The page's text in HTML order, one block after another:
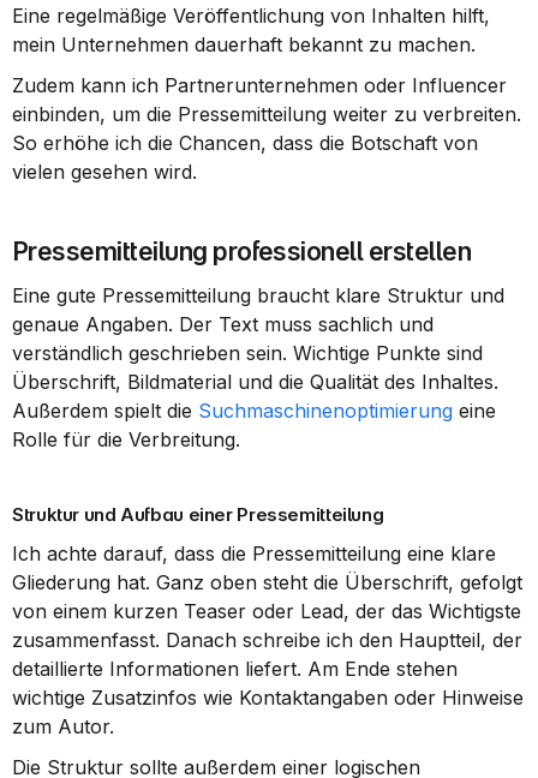
Eine regelmäßige Veröffentlichung von Inhalten hilft,
mein Unternehmen dauerhaft bekannt zu machen.
Zudem kann ich Partnerunternehmen oder Influencer
einbinden, um die Pressemitteilung weiter zu verbreiten.
So erhöhe ich die Chancen, dass die Botschaft von
vielen gesehen wird.
Pressemitteilung professionell erstellen
Eine gute Pressemitteilung braucht klare Struktur und
genaue Angaben. Der Text muss sachlich und
verständlich geschrieben sein. Wichtige Punkte sind
Überschrift, Bildmaterial und die Qualität des Inhaltes.
Außerdem spielt die Suchmaschinenoptimierung eine
Rolle für die Verbreitung.
Struktur und Aufbau einer Pressemitteilung
Ich achte darauf, dass die Pressemitteilung eine klare
Gliederung hat. Ganz oben steht die Überschrift, gefolgt
von einem kurzen Teaser oder Lead, der das Wichtigste
zusammenfasst. Danach schreibe ich den Hauptteil, der
detaillierte Informationen liefert. Am Ende stehen
wichtige Zusatzinfos wie Kontaktangaben oder Hinweise
zum Autor.
Die Struktur sollte außerdem einer logischen